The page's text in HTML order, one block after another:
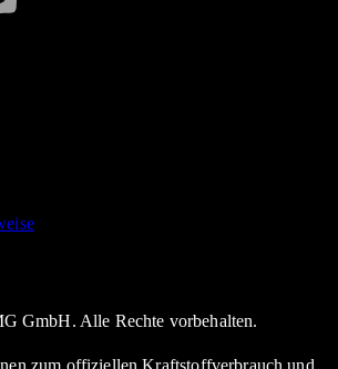
GmbH. Alle Rechte vorbehalten.